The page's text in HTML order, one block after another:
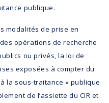
publique.
modalités de prise en
opérations de recherche
ou privés, la loi de
exposées à compter du
la sous-traitance « publique
de l’assiette du CIR et